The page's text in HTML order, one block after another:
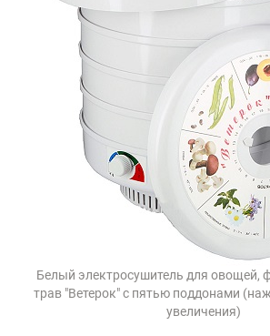
Белый электросушитель для овощей,
трав "Ветерок" с пятью поддонами
увеличения)